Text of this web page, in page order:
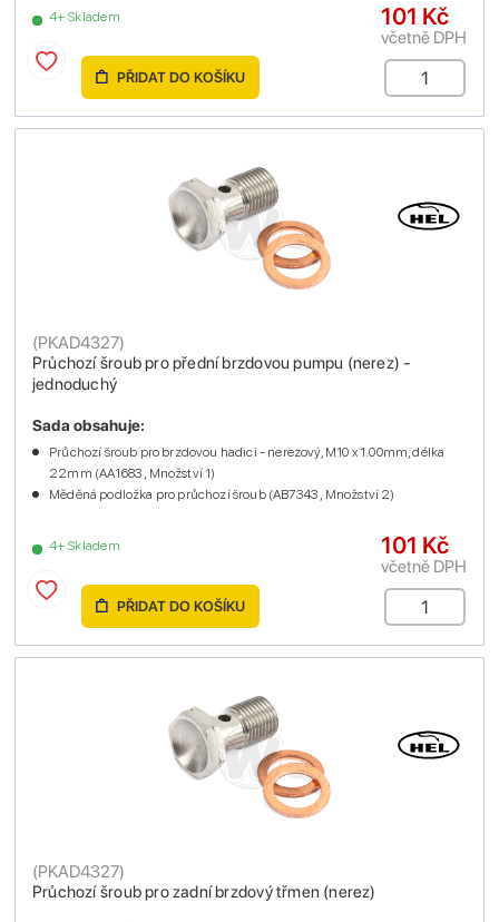
4+ Skladem 101 Kč
včetně DPH
PŘIDAT DO KOŠÍKU
Průchozí šroub pro přední brzdovou pumpu (nerez) -
jednoduchý
(PKAD4327)
4+ Skladem
Sada obsahuje:
Průchozí šroub pro brzdovou hadici - nerezový, M10 x 1.00mm, délka
22mm (AA1683 , Množství 1)
Měděná podložka pro průchozí šroub (AB7343 , Množství 2)
101 Kč
včetně DPH
PŘIDAT DO KOŠÍKU
Průchozí šroub pro zadní brzdový třmen (nerez)
(PKAD4327)